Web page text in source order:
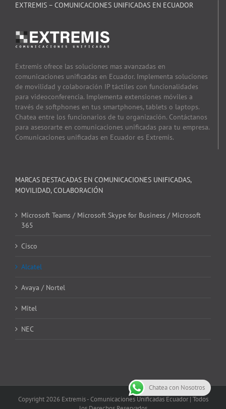
EXTREMIS – COMUNICACIONES UNIFICADAS EN ECUADOR
Extremis ofrece las soluciones mas avanzadas en
comunicaciones unificadas en Ecuador. Implementa soluciones
de movilidad y colaboración IP táctiles con funcionalidades
para videoconferencia. Implementa extensiones móviles a
través de softphones en tus smartphones, tablets o laptops.
Chatea entre los funcionarios de tu organización. Contáctanos
para asesorarte en comunicaciones unificadas para tu empresa.
Comunicaciones unificadas en Ecuador es Extremis.
MARCAS DESTACADAS EN COMUNICACIONES UNIFICADAS,
MOVILIDAD, COLABORACIÓN
Microsoft Teams / Microsoft Skype for Business / Microsoft
365
Cisco
Alcatel
Avaya / Nortel
Mitel
NEC
Copyright 2026 Extremis - Comunicaciones Unificadas Ecuador | Todos
Chatea con Nosotros